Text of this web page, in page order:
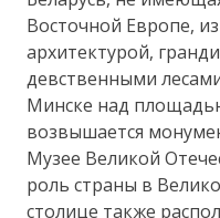
Восточной Европе,
архитектурой,
девственными
Минске над
возвышается
Музее Великой
роль страны в
столице также